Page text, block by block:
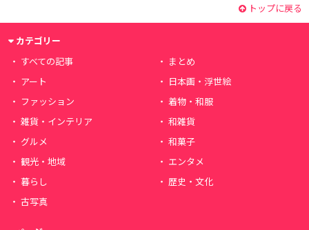
トップに戻る
カテゴリー
すべての記事
まとめ
アート
日本画・浮世絵
ファッション
着物・和服
雑貨・インテリア
和雑貨
グルメ
和菓子
観光・地域
エンタメ
暮らし
歴史・文化
古写真